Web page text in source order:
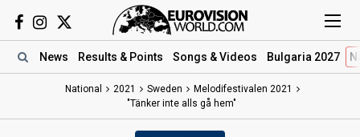
News Results & Points Songs & Videos Bulgaria 2027
National 2021 Sweden
Melodifestivalen 2021
"Tänker inte alls gå hem"